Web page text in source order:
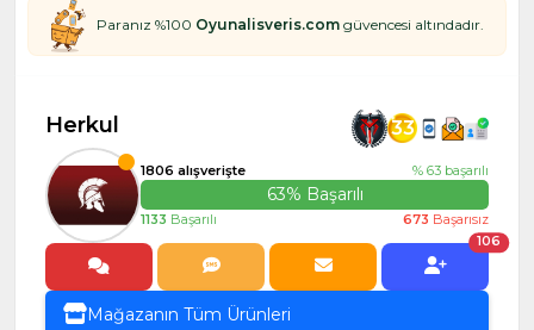
Paranız %100 Oyunalisveris.comgüvencesi altındadır.
Herkul 33
1806 alışverişte % 63 başarılı
63% Başarılı
1133 Başarılı 673 Başarısız
106
Mağazanın Tüm Ürünleri